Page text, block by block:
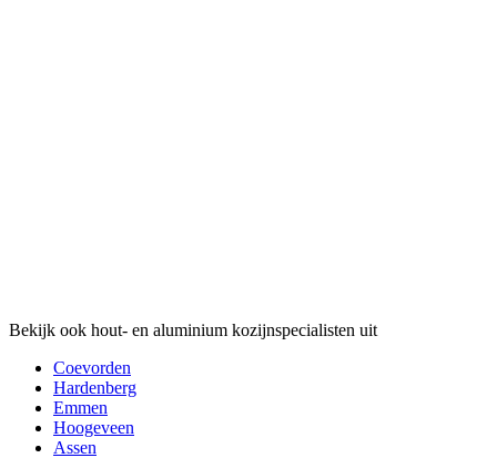
Bekijk ook hout- en aluminium kozijnspecialisten uit
Coevorden
Hardenberg
Emmen
Hoogeveen
Assen